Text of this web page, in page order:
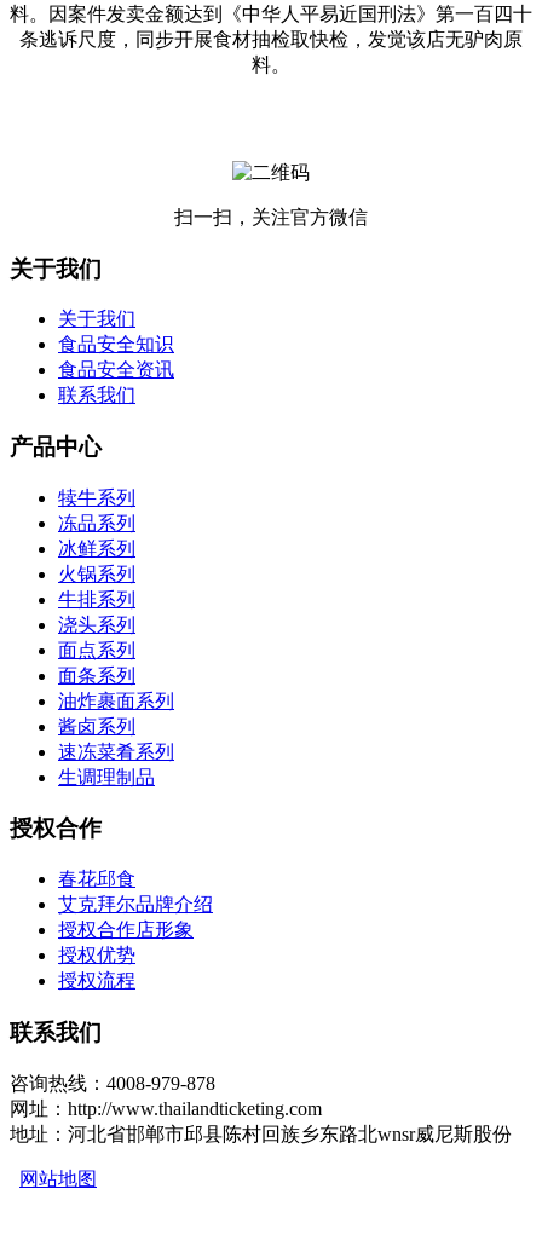
料。因案件发卖金额达到《中华人平易近国刑法》第一百四十
条逃诉尺度，同步开展食材抽检取快检，发觉该店无驴肉原
料。
扫一扫，关注官方微信
关于我们
关于我们
食品安全知识
食品安全资讯
联系我们
产品中心
犊牛系列
冻品系列
冰鲜系列
火锅系列
牛排系列
浇头系列
面点系列
面条系列
油炸裹面系列
酱卤系列
速冻菜肴系列
生调理制品
授权合作
春花邱食
艾克拜尔品牌介绍
授权合作店形象
授权优势
授权流程
联系我们
咨询热线：4008-979-878
网址：http://www.thailandticketing.com
地址：河北省邯郸市邱县陈村回族乡东路北wnsr威尼斯股份
网站地图